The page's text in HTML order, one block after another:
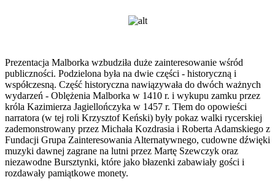
Prezentacja Malborka wzbudziła duże zainteresowanie wśród
publiczności. Podzielona była na dwie części - historyczną i
współczesną. Część historyczna nawiązywała do dwóch ważnych
wydarzeń - Oblężenia Malborka w 1410 r. i wykupu zamku przez
króla Kazimierza Jagiellończyka w 1457 r. Tłem do opowieści
narratora (w tej roli Krzysztof Keński) były pokaz walki rycerskiej
zademonstrowany przez Michała Kozdrasia i Roberta Adamskiego z
Fundacji Grupa Zainteresowania Alternatywnego, cudowne dźwięki
muzyki dawnej zagrane na lutni przez Martę Szewczyk oraz
niezawodne Bursztynki, które jako błazenki zabawiały gości i
rozdawały pamiątkowe monety.